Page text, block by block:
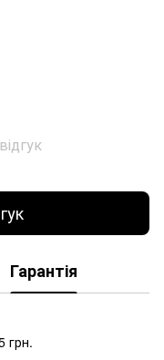
Гарантія
грн.